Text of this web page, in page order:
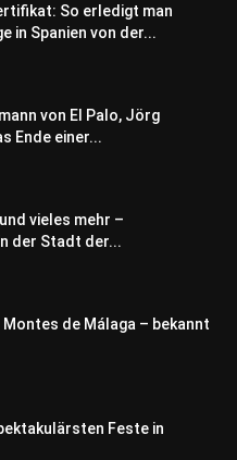
So erledigt man
in Spanien von der...
von El Palo, Jörg
Ende einer...
vieles mehr –
der Stadt der...
Montes de Málaga – bekannt
Feste in